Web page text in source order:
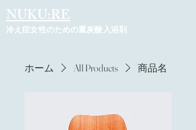
NUKU:RE
冷え症女性のための重炭酸入浴剤
ホーム All Products 商品名